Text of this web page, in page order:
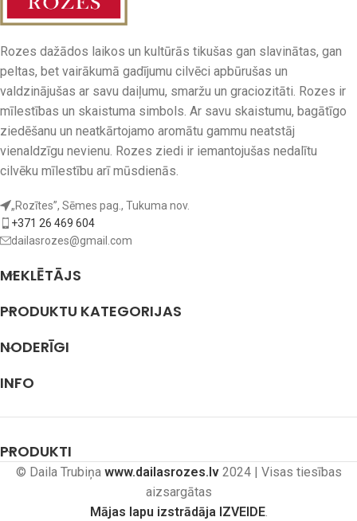
Rozes dažādos laikos un kultūrās tikušas gan slavinātas, gan
peltas, bet vairākumā gadījumu cilvēci apbūrušas un
valdzinājušas ar savu daiļumu, smaržu un graciozitāti. Rozes ir
mīlestības un skaistuma simbols. Ar savu skaistumu, bagātīgo
ziedēšanu un neatkārtojamo aromātu gammu neatstāj
vienaldzīgu nevienu. Rozes ziedi ir iemantojušas nedalītu
cilvēku mīlestību arī mūsdienās.
„Rozītes”, Sēmes pag., Tukuma nov.
+371 26 469 604
dailasrozes@gmail.com
MEKLĒTĀJS
PRODUKTU KATEGORIJAS
NODERĪGI
INFO
PRODUKTI
© Daila Trubiņa www.dailasrozes.lv 2024 | Visas tiesības
aizsargātas
Mājas lapu izstrādāja IZVEIDE.